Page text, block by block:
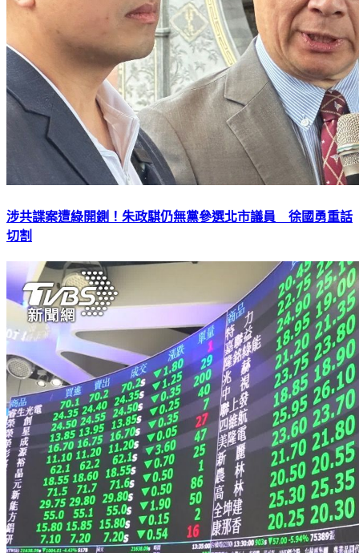
涉共諜案遭綠開鍘！朱政騏仍無黨參選北市議員 徐國勇重話
切割